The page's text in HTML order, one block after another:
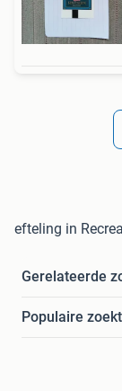
efteling in
Gerelateerde
Populaire